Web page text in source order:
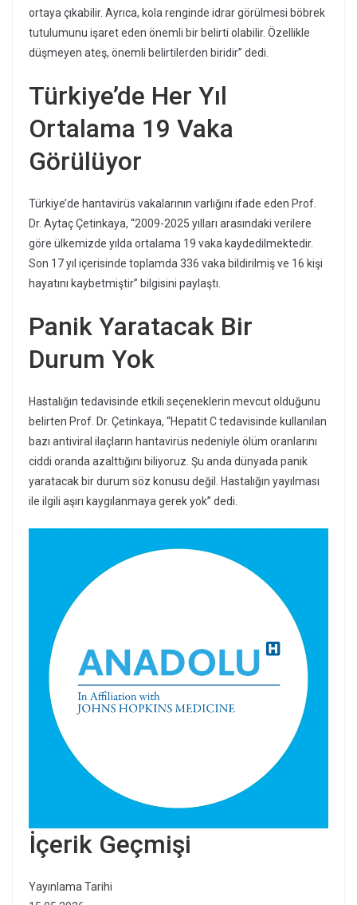
ortaya çıkabilir. Ayrıca, kola renginde idrar görülmesi böbrek
tutulumunu işaret eden önemli bir belirti olabilir. Özellikle
düşmeyen ateş, önemli belirtilerden biridir” dedi.
Türkiye’de Her Yıl
Ortalama 19 Vaka
Görülüyor
Türkiye’de hantavirüs vakalarının varlığını ifade eden Prof.
Dr. Aytaç Çetinkaya, “2009-2025 yılları arasındaki verilere
göre ülkemizde yılda ortalama 19 vaka kaydedilmektedir.
Son 17 yıl içerisinde toplamda 336 vaka bildirilmiş ve 16 kişi
hayatını kaybetmiştir” bilgisini paylaştı.
Panik Yaratacak Bir
Durum Yok
Hastalığın tedavisinde etkili seçeneklerin mevcut olduğunu
belirten Prof. Dr. Çetinkaya, “Hepatit C tedavisinde kullanılan
bazı antiviral ilaçların hantavirüs nedeniyle ölüm oranlarını
ciddi oranda azalttığını biliyoruz. Şu anda dünyada panik
yaratacak bir durum söz konusu değil. Hastalığın yayılması
ile ilgili aşırı kaygılanmaya gerek yok” dedi.
İçerik Geçmişi
Yayınlama Tarihi